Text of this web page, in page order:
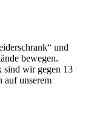
und
bewegen.
wir gegen 13
auf unserem